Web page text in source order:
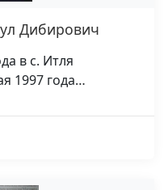
Дибирович
в с. Итля
1997 года…